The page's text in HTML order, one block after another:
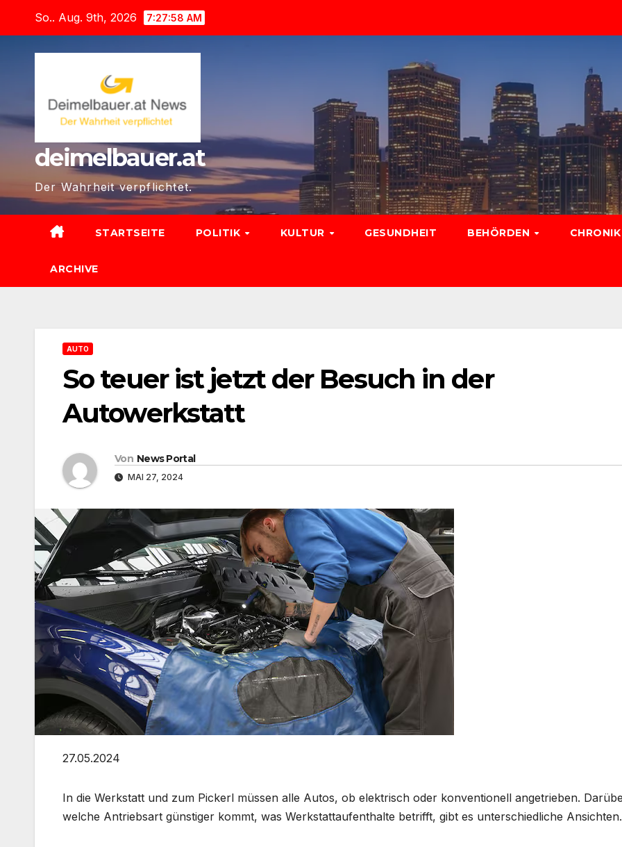
springen
So.. Aug. 9th, 2026 7:27:59 AM
deimelbauer.at
Der Wahrheit verpflichtet.
STARTSEITE POLITIK KULTUR GESUNDHEIT BEHÖRDEN CHRONIK
ARCHIVE
AUTO
So teuer ist jetzt der Besuch in der
Autowerkstatt
Von News Portal
MAI 27, 2024
27.05.2024
In die Werkstatt und zum Pickerl müssen alle Autos, ob elektrisch oder konventionell angetrieben.
welche Antriebsart günstiger kommt, was Werkstattaufenthalte betrifft, gibt es unterschiedliche Ansichten.